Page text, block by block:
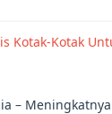
Kotak-Kotak
–